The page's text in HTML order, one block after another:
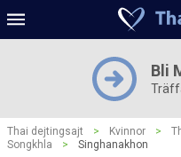
Bli
Thai dejtingsajt > Kvinnor >
Songkhla
> Singhanakhon